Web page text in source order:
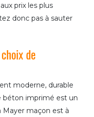
prix les plus
donc pas à sauter
de
moderne, durable
béton imprimé est un
Mayer maçon est à